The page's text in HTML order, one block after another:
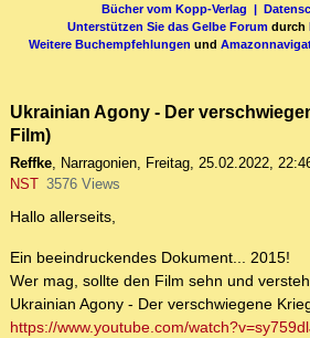
Bücher vom Kopp-Verlag |
Unterstützen Sie das Gelbe Forum durch
Weitere Buchempfehlungen und
Ukrainian Agony - Der
Film)
Reffke, Narragonien, Freitag, 25.02.2022,
NST 3576 Views
Hallo allerseits,
Ein beeindruckendes Dokument... 2015!
Wer mag, sollte den Film sehn und
Ukrainian Agony - Der verschwiegene
https://www.youtube.com/